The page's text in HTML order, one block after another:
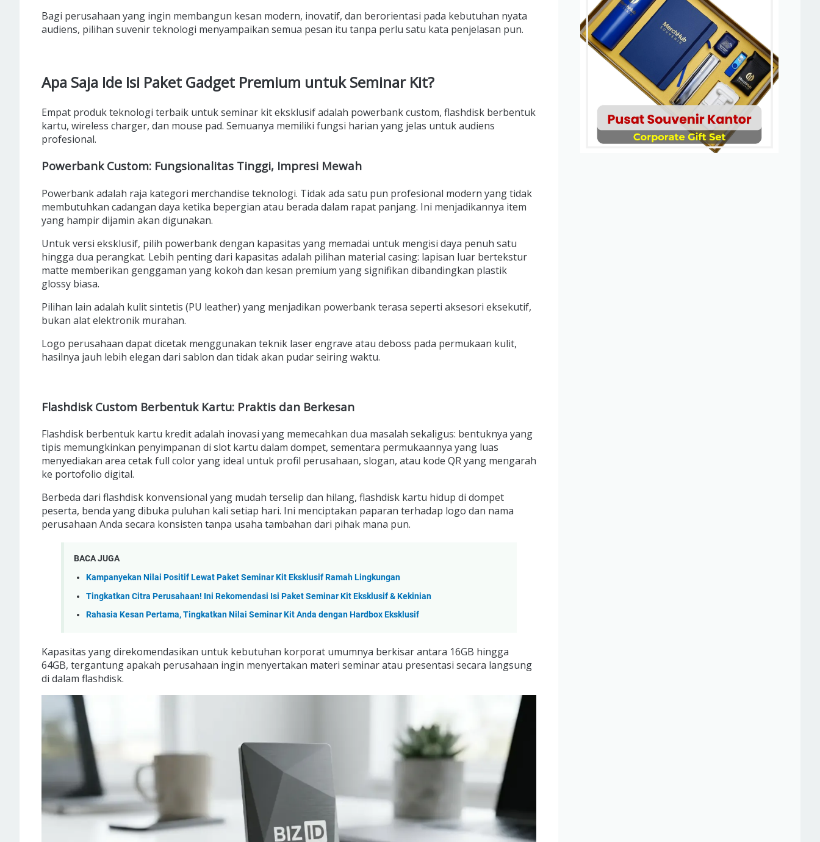
Bagi perusahaan yang ingin membangun kesan modern, inovatif, dan berorientasi pada kebutuhan nyata
audiens, pilihan suvenir teknologi menyampaikan semua pesan itu tanpa perlu satu kata penjelasan pun.
Apa Saja Ide Isi Paket Gadget Premium untuk Seminar Kit?
Empat produk teknologi terbaik untuk seminar kit eksklusif adalah powerbank custom, flashdisk berbentuk
kartu, wireless charger, dan mouse pad. Semuanya memiliki fungsi harian yang jelas untuk audiens
profesional.
Powerbank Custom: Fungsionalitas Tinggi, Impresi Mewah
Powerbank adalah raja kategori merchandise teknologi. Tidak ada satu pun profesional modern yang tidak
membutuhkan cadangan daya ketika bepergian atau berada dalam rapat panjang. Ini menjadikannya item
yang hampir dijamin akan digunakan.
Untuk versi eksklusif, pilih powerbank dengan kapasitas yang memadai untuk mengisi daya penuh satu
hingga dua perangkat. Lebih penting dari kapasitas adalah pilihan material casing: lapisan luar bertekstur
matte memberikan genggaman yang kokoh dan kesan premium yang signifikan dibandingkan plastik
glossy biasa.
Pilihan lain adalah kulit sintetis (PU leather) yang menjadikan powerbank terasa seperti aksesori eksekutif,
bukan alat elektronik murahan.
Logo perusahaan dapat dicetak menggunakan teknik laser engrave atau deboss pada permukaan kulit,
hasilnya jauh lebih elegan dari sablon dan tidak akan pudar seiring waktu.
Flashdisk Custom Berbentuk Kartu: Praktis dan Berkesan
Flashdisk berbentuk kartu kredit adalah inovasi yang memecahkan dua masalah sekaligus: bentuknya yang
tipis memungkinkan penyimpanan di slot kartu dalam dompet, sementara permukaannya yang luas
menyediakan area cetak full color yang ideal untuk profil perusahaan, slogan, atau kode QR yang mengarah
ke portofolio digital.
Berbeda dari flashdisk konvensional yang mudah terselip dan hilang, flashdisk kartu hidup di dompet
peserta, benda yang dibuka puluhan kali setiap hari. Ini menciptakan paparan terhadap logo dan nama
perusahaan Anda secara konsisten tanpa usaha tambahan dari pihak mana pun.
BACA JUGA
Kampanyekan Nilai Positif Lewat Paket Seminar Kit Eksklusif Ramah Lingkungan
Tingkatkan Citra Perusahaan! Ini Rekomendasi Isi Paket Seminar Kit Eksklusif & Kekinian
Rahasia Kesan Pertama, Tingkatkan Nilai Seminar Kit Anda dengan Hardbox Eksklusif
Kapasitas yang direkomendasikan untuk kebutuhan korporat umumnya berkisar antara 16GB hingga
64GB, tergantung apakah perusahaan ingin menyertakan materi seminar atau presentasi secara langsung
di dalam flashdisk.